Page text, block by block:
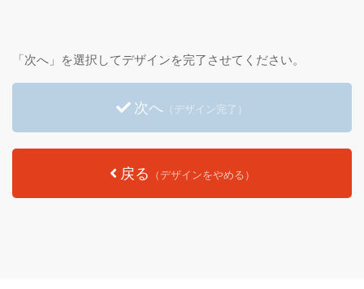
「次へ」を選択してデザインを完了させてください。
次へ （デザイン完了）
戻る （デザインをやめる）